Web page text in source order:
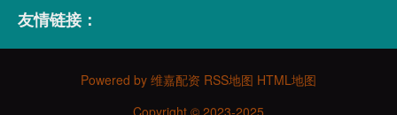
友情链接：
Powered by 维嘉配资 RSS地图 HTML地图
Copyright © 2023-2025